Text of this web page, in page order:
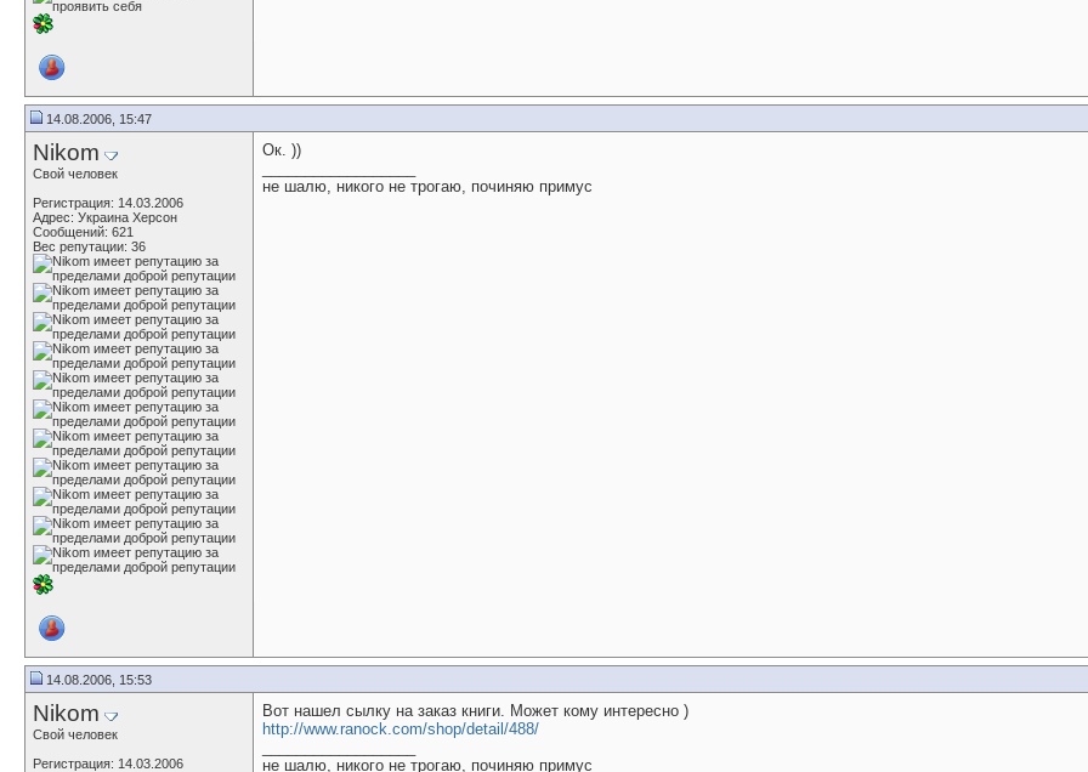
14.08.2006, 15:47
Nikom
Свой человек
Регистрация: 14.03.2006
Адрес: Украина Херсон
Сообщений: 621
Вес репутации: 36
Ок. ))
не шалю, никого не трогаю, починяю примус
14.08.2006, 15:53
Nikom
Свой человек
Регистрация: 14.03.2006
Вот нашел сылку на заказ книги. Может кому интересно )
http://www.ranock.com/shop/detail/488/
не шалю, никого не трогаю, починяю примус